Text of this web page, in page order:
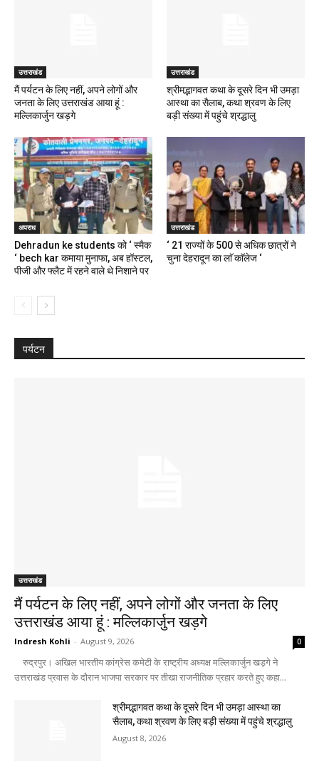
उत्तराखंड
मैं पर्यटन के लिए नहीं, अपने लोगों और
जनता के लिए उत्तराखंड आया हूं :
मल्लिकार्जुन खड़गे
उत्तराखंड
श्रीमद्भागवत कथा के दूसरे दिन भी उमड़ा
आस्था का सैलाब, कथा श्रवण के लिए
बड़ी संख्या में पहुंचे श्रद्धालु
अपराध
Dehradun ke students को ‘ स्मैक
‘ bech kar कमाया मुनाफा, अब हॉस्टल,
पीजी और फ्लैट में रहने वाले थे निशाने पर
उत्तराखंड
‘ 21 राज्यों के 500 से अधिक छात्रों ने
चुना देहरादून का लाॅ काॅलेज ‘
पर्यटन
उत्तराखंड
मैं पर्यटन के लिए नहीं, अपने लोगों और जनता के लिए
उत्तराखंड आया हूं : मल्लिकार्जुन खड़गे
Indresh Kohli - August 9, 2026 0
रुद्रपुर। अखिल भारतीय कांग्रेस कमेटी के राष्ट्रीय अध्यक्ष मल्लिकार्जुन खड़गे ने
उत्तराखंड प्रवास के दौरान भाजपा सरकार पर तीखा राजनीतिक प्रहार करते हुए कहा...
श्रीमद्भागवत कथा के दूसरे दिन भी उमड़ा आस्था का
सैलाब, कथा श्रवण के लिए बड़ी संख्या में पहुंचे श्रद्धालु
August 8, 2026